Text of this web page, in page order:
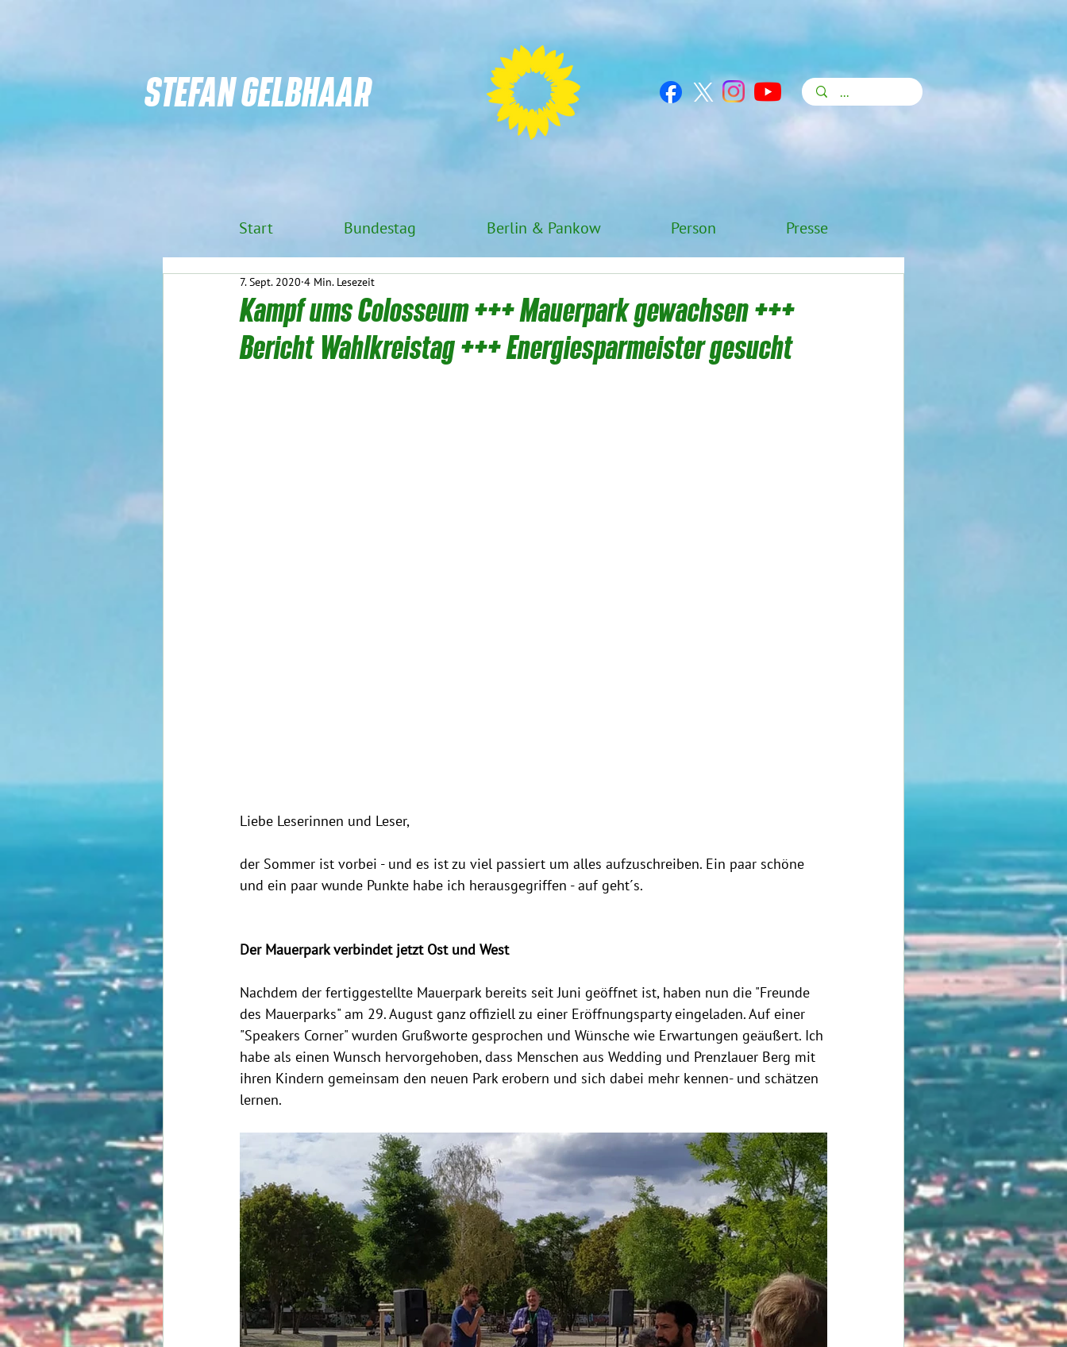
STEFAN GELBHAAR
Kampf ums Colosseum +++ Mauerpark gewachsen +++
Bericht Wahlkreistag +++ Energiesparmeister gesucht
7. Sept. 2020 4 Min. Lesezeit
Liebe Leserinnen und Leser,
der Sommer ist vorbei - und es ist zu viel passiert um alles aufzuschreiben. Ein paar schöne
und ein paar wunde Punkte habe ich herausgegriffen - auf geht´s.
Der Mauerpark verbindet jetzt Ost und West
Nachdem der fertiggestellte Mauerpark bereits seit Juni geöffnet ist, haben nun die "Freunde
des Mauerparks" am 29. August ganz offiziell zu einer Eröffnungsparty eingeladen. Auf einer
"Speakers Corner" wurden Grußworte gesprochen und Wünsche wie Erwartungen geäußert. Ich
habe als einen Wunsch hervorgehoben, dass Menschen aus Wedding und Prenzlauer Berg mit
ihren Kindern gemeinsam den neuen Park erobern und sich dabei mehr kennen- und schätzen
lernen.
Start Bundestag Berlin & Pankow Person Presse